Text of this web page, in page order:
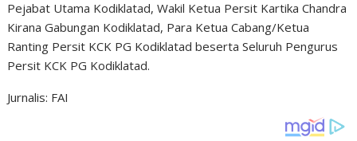
Pejabat Utama Kodiklatad, Wakil Ketua Persit Kartika Chandra
Kirana Gabungan Kodiklatad, Para Ketua Cabang/Ketua
Ranting Persit KCK PG Kodiklatad beserta Seluruh Pengurus
Persit KCK PG Kodiklatad.
Jurnalis: FAI